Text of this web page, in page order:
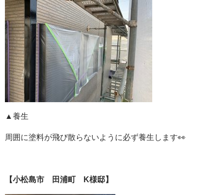
▲養生
周囲に塗料が飛び散らないように必ず養生します👀
【小松島市 田浦町 K様邸】